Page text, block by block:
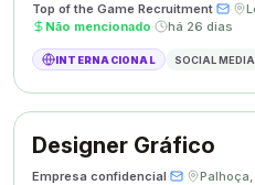
Top of the Game Recruitment· ·
Não mencionado· há 26 dias
INTERNACIONAL SOCIAL MEDIA
Designer Gráfico
Empresa confidencial· ·